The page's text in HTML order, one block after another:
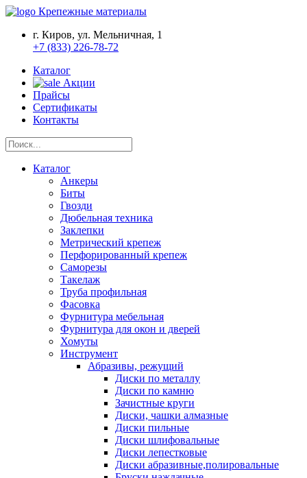
Крепежные материалы
г. Киров, ул. Мельничная, 1
+7 (833) 226-78-72
Каталог
Акции
Прайсы
Сертификаты
Контакты
Каталог
Анкеры
Биты
Гвозди
Дюбельная техника
Заклепки
Метрический крепеж
Перфорированный крепеж
Саморезы
Такелаж
Труба профильная
Фасовка
Фурнитура мебельная
Фурнитура для окон и дверей
Хомуты
Инструмент
Абразивы, режущий
Диски по металлу
Диски по камню
Зачистные круги
Диски, чашки алмазные
Диски пильные
Диски шлифовальные
Диски лепестковые
Диски абразивные,полировальные